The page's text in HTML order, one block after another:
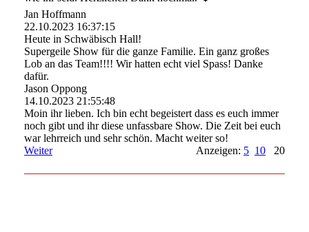
Jan Hoffmann
22.10.2023 16:37:15
Heute in Schwäbisch Hall!
Supergeile Show für die ganze Familie. Ein ganz großes
Lob an das Team!!!! Wir hatten echt viel Spass! Danke
dafür.
Jason Oppong
14.10.2023 21:55:48
Moin ihr lieben. Ich bin echt begeistert dass es euch immer
noch gibt und ihr diese unfassbare Show. Die Zeit bei euch
war lehrreich und sehr schön. Macht weiter so!
Weiter
Anzeigen: 5 10 20